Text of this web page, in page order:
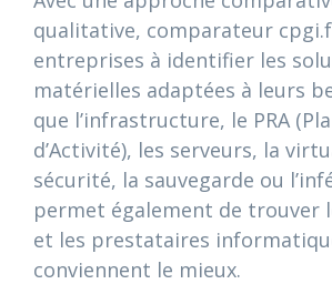
qualitative, comparateur
entreprises à identifier les
matérielles adaptées à leurs
que l’infrastructure, le PRA
d’Activité), les serveurs, la
sécurité, la sauvegarde ou
permet également de trouver
et les prestataires
conviennent le mieux.